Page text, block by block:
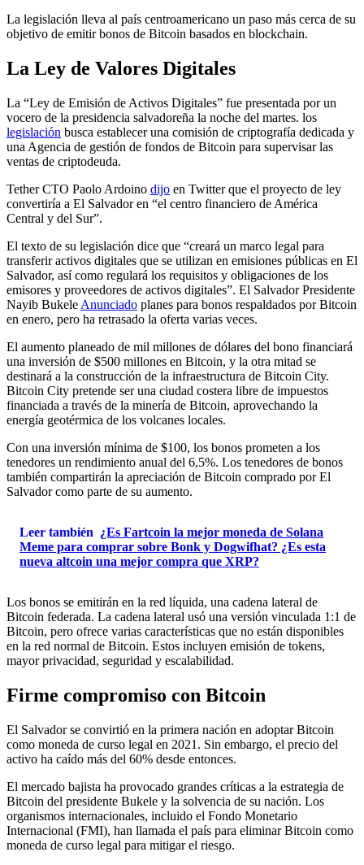
La legislación lleva al país centroamericano un paso más cerca de su
objetivo de emitir bonos de Bitcoin basados ​​en blockchain.
La Ley de Valores Digitales
La “Ley de Emisión de Activos Digitales” fue presentada por un
vocero de la presidencia salvadoreña la noche del martes. los
legislación busca establecer una comisión de criptografía dedicada y
una Agencia de gestión de fondos de Bitcoin para supervisar las
ventas de criptodeuda.
Tether CTO Paolo Ardoino dijo en Twitter que el proyecto de ley
convertiría a El Salvador en “el centro financiero de América
Central y del Sur”.
El texto de su legislación dice que “creará un marco legal para
transferir activos digitales que se utilizan en emisiones públicas en El
Salvador, así como regulará los requisitos y obligaciones de los
emisores y proveedores de activos digitales”. El Salvador Presidente
Nayib Bukele Anunciado planes para bonos respaldados por Bitcoin
en enero, pero ha retrasado la oferta varias veces.
El aumento planeado de mil millones de dólares del bono financiará
una inversión de $500 millones en Bitcoin, y la otra mitad se
destinará a la construcción de la infraestructura de Bitcoin City.
Bitcoin City pretende ser una ciudad costera libre de impuestos
financiada a través de la minería de Bitcoin, aprovechando la
energía geotérmica de los volcanes locales.
Con una inversión mínima de $100, los bonos prometen a los
tenedores un rendimiento anual del 6,5%. Los tenedores de bonos
también compartirán la apreciación de Bitcoin comprado por El
Salvador como parte de su aumento.
Leer también ¿Es Fartcoin la mejor moneda de Solana
Meme para comprar sobre Bonk y Dogwifhat? ¿Es esta
nueva altcoin una mejor compra que XRP?
Los bonos se emitirán en la red líquida, una cadena lateral de
Bitcoin federada. La cadena lateral usó una versión vinculada 1:1 de
Bitcoin, pero ofrece varias características que no están disponibles
en la red normal de Bitcoin. Estos incluyen emisión de tokens,
mayor privacidad, seguridad y escalabilidad.
Firme compromiso con Bitcoin
El Salvador se convirtió en la primera nación en adoptar Bitcoin
como moneda de curso legal en 2021. Sin embargo, el precio del
activo ha caído más del 60% desde entonces.
El mercado bajista ha provocado grandes críticas a la estrategia de
Bitcoin del presidente Bukele y la solvencia de su nación. Los
organismos internacionales, incluido el Fondo Monetario
Internacional (FMI), han llamada el país para eliminar Bitcoin como
moneda de curso legal para mitigar el riesgo.